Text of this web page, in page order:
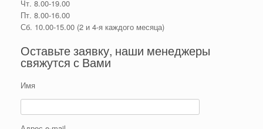
Чт. 8.00-19.00
Пт. 8.00-16.00
Сб. 10.00-15.00 (2 и 4-я каждого месяца)
Оставьте заявку, наши менеджеры
свяжутся с Вами
Имя